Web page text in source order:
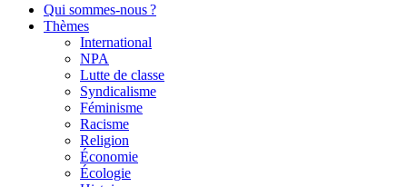
Qui sommes-nous ?
Thèmes
International
NPA
Lutte de classe
Syndicalisme
Féminisme
Racisme
Religion
Économie
Écologie